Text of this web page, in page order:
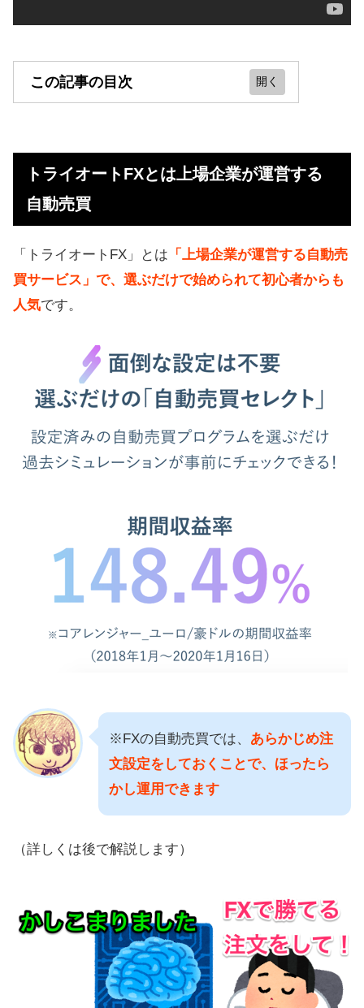
この記事の目次
する自動売買
【結論】1ヶ月で6.5万円稼げました
トライオートFXの特徴（儲かる仕組
トライオートFXのデメリット
ネット上の評判、口コミ（悪い評価
上場企業が運営で信託保全（分別管
理）あり
危険
トライオートFXとは上場企業が運営する
自動売買
「トライオートFX」とは 「上場企業が運営する自動売
買サービス」で、選ぶだけで始められて初心者からも
人気です。
※FXの自動売買では、 あらかじめ注
文設定をしておくことで、ほったら
かし運用できます
（詳しくは後で解説します）